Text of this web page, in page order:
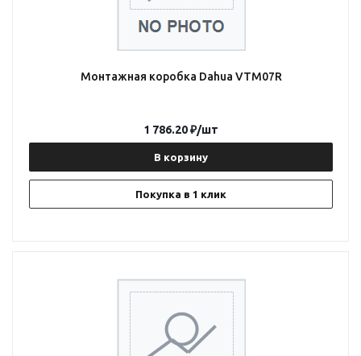
Монтажная коробка Dahua VTM07R
В корзину
Покупка в 1 клик
1 786.20₽/шт